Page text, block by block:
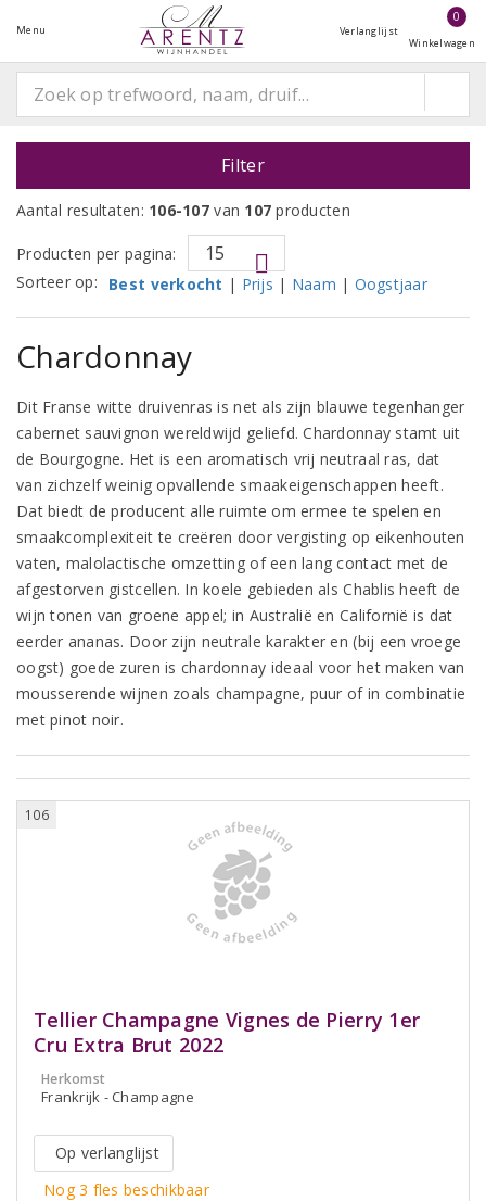
Menu Verlanglijst
0
Winkelwagen
Filter
Aantal resultaten: 106-107van 107 producten
Producten per pagina:
Sorteer op:
Best verkocht | Prijs | Naam | Oogstjaar
Chardonnay
Dit Franse witte druivenras is net als zijn blauwe tegenhanger
cabernet sauvignon wereldwijd geliefd. Chardonnay stamt uit
de Bourgogne. Het is een aromatisch vrij neutraal ras, dat
van zichzelf weinig opvallende smaakeigenschappen heeft.
Dat biedt de producent alle ruimte om ermee te spelen en
smaakcomplexiteit te creëren door vergisting op eikenhouten
vaten, malolactische omzetting of een lang contact met de
afgestorven gistcellen. In koele gebieden als Chablis heeft de
wijn tonen van groene appel; in Australië en Californië is dat
eerder ananas. Door zijn neutrale karakter en (bij een vroege
oogst) goede zuren is chardonnay ideaal voor het maken van
mousserende wijnen zoals champagne, puur of in combinatie
met pinot noir.
106
Tellier Champagne Vignes de Pierry 1er
Cru Extra Brut 2022
Herkomst
Frankrijk - Champagne
Op verlanglijst
Nog 3 fles beschikbaar